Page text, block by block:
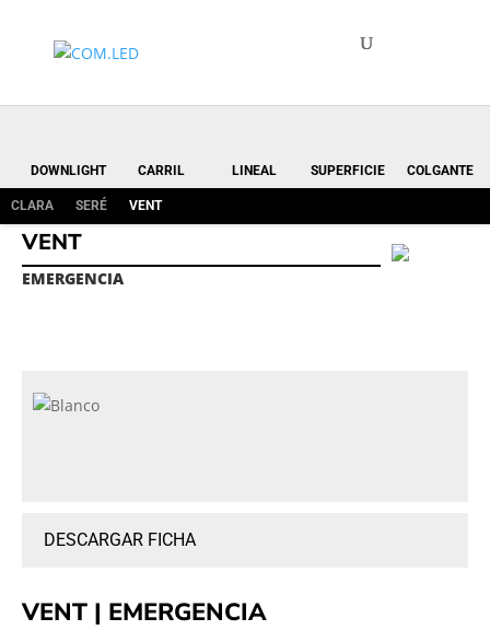
DOWNLIGHT CARRIL LINEAL SUPERFICIE COLGANTE
CLARA SERÉ VENT
VENT
EMERGENCIA
DESCARGAR FICHA
VENT | EMERGENCIA